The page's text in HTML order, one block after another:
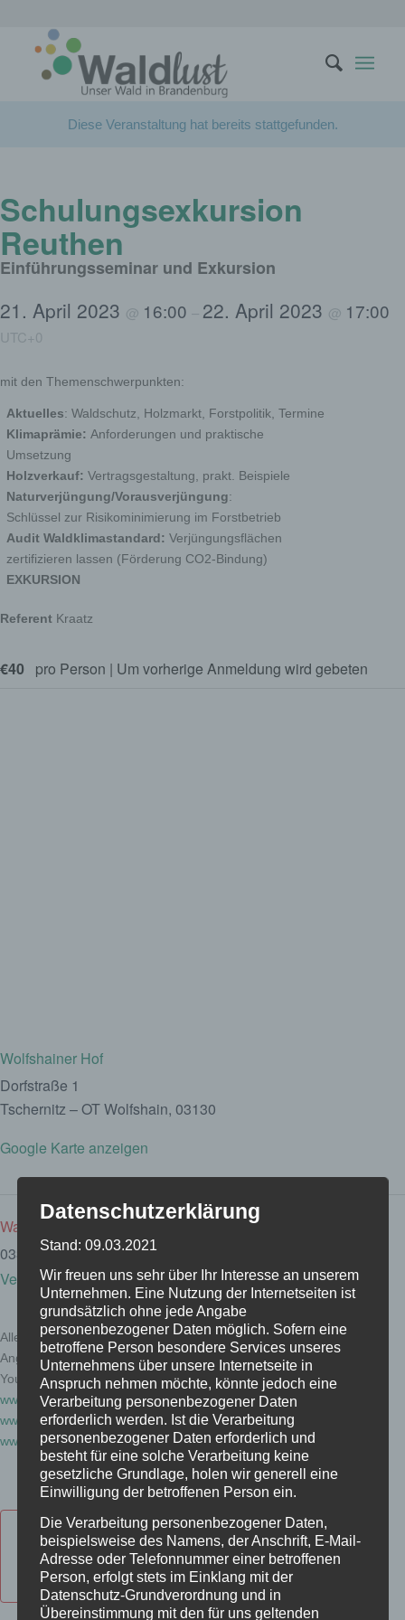
Diese Veranstaltung hat bereits stattgefunden.
Schulungsexkursion
Reuthen
Einführungsseminar und Exkursion
21. April 2023 @ 16:00 – 22. April 2023 @ 17:00
UTC+0
mit den Themenschwerpunkten:
Aktuelles: Waldschutz, Holzmarkt, Forstpolitik, Termine
Klimaprämie: Anforderungen und praktische
Umsetzung
Holzverkauf: Vertragsgestaltung, prakt. Beispiele
Naturverjüngung/Vorausverjüngung:
Schlüssel zur Risikominimierung im Forstbetrieb
Audit Waldklimastandard: Verjüngungsflächen
zertifizieren lassen (Förderung CO2-Bindung)
EXKURSION
Referent Kraatz
€40 pro Person | Um vorherige Anmeldung wird gebeten
Wolfshainer Hof
Dorfstraße 1
Tschernitz – OT Wolfshain, 03130
Google Karte anzeigen
Waldbauernschule Brandenburg
033920 50610
Veranstalter-Website anzeigen
Alle Schulungsthemen und weitere
Angebote finden Sie online auf unserem
YouTube-Kanal über die Webseiten:
www.waldlust-brandenburg.de
www.waldbauern-info.de
www.waldbauernschule-brandenburg.de
Zum Kalender
hinzufügen
Datenschutzerklärung
Stand: 09.03.2021
Wir freuen uns sehr über Ihr Interesse an unserem
Unternehmen. Eine Nutzung der Internetseiten ist
grundsätzlich ohne jede Angabe
personenbezogener Daten möglich. Sofern eine
betroffene Person besondere Services unseres
Unternehmens über unsere Internetseite in
Anspruch nehmen möchte, könnte jedoch eine
Verarbeitung personenbezogener Daten
erforderlich werden. Ist die Verarbeitung
personenbezogener Daten erforderlich und
besteht für eine solche Verarbeitung keine
gesetzliche Grundlage, holen wir generell eine
Einwilligung der betroffenen Person ein.
Die Verarbeitung personenbezogener Daten,
beispielsweise des Namens, der Anschrift, E-Mail-
Adresse oder Telefonnummer einer betroffenen
Person, erfolgt stets im Einklang mit der
Datenschutz-Grundverordnung und in
Übereinstimmung mit den für uns geltenden